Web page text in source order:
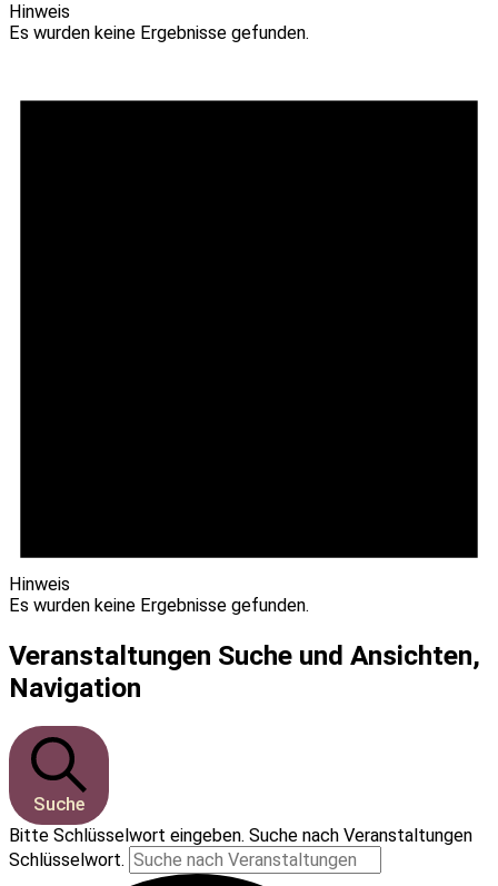
Hinweis
Es wurden keine Ergebnisse gefunden.
Hinweis
Es wurden keine Ergebnisse gefunden.
Veranstaltungen Suche und Ansichten,
Navigation
Suche
Bitte Schlüsselwort eingeben. Suche nach Veranstaltungen
Schlüsselwort.